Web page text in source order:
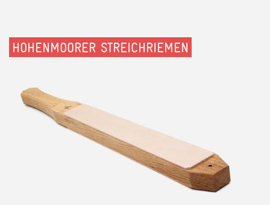
HOHENMOORER STREICHRIEMEN